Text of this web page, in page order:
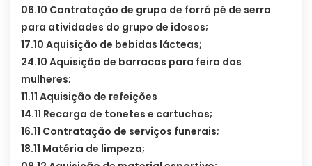
06.10 Contratação de grupo de forró pé de serra
para atividades do grupo de idosos;
17.10 Aquisição de bebidas lácteas;
24.10 Aquisição de barracas para feira das
mulheres;
11.11 Aquisição de refeições
14.11 Recarga de tonetes e cartuchos;
16.11 Contratação de serviços funerais;
18.11 Matéria de limpeza;